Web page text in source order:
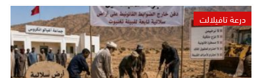
درعة تافيلالت